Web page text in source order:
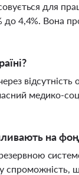
для
до 4,4%. Вона
медико-
на